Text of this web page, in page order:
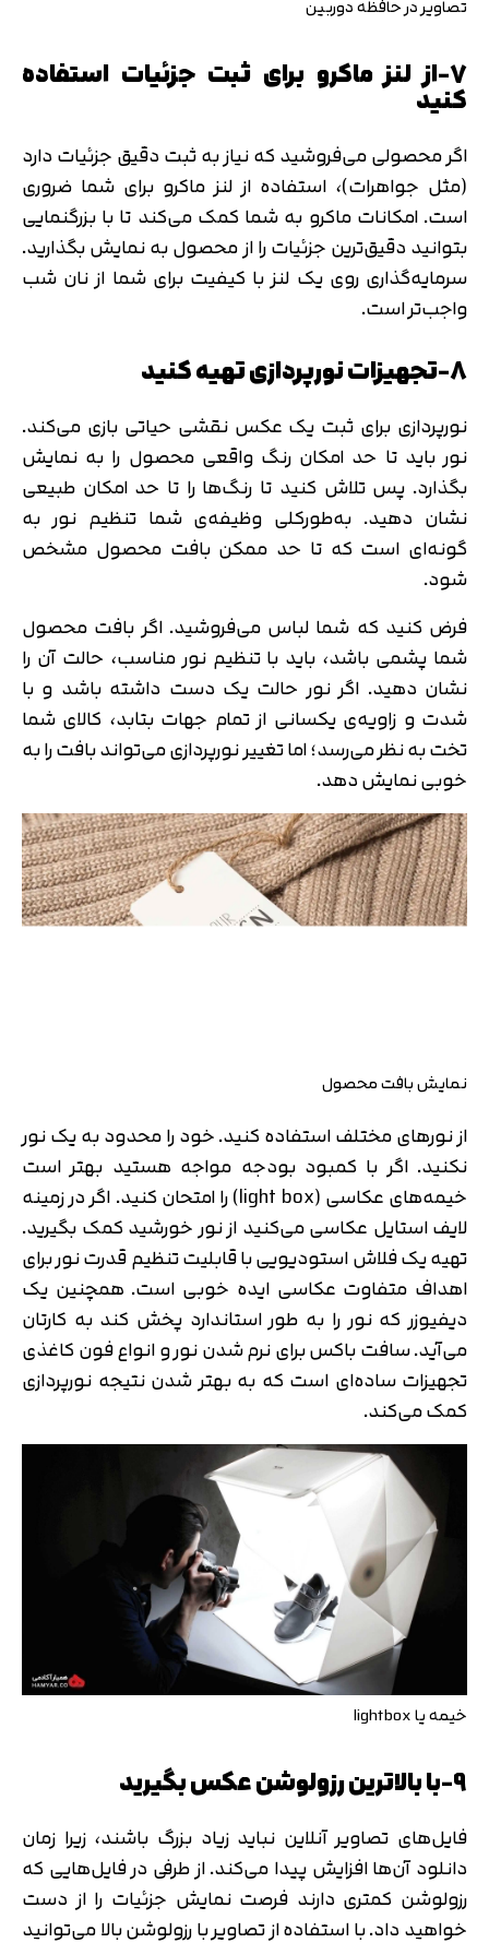
تصاویر در حافظه دوربین
7-از لنز ماکرو برای ثبت جزئیات استفاده
کنید
اگر محصولی می‌فروشید که نیاز به ثبت دقیق جزئیات دارد
(مثل جواهرات)، استفاده از لنز ماکرو برای شما ضروری
است. امکانات ماکرو به شما کمک می‌کند تا با بزرگنمایی
بتوانید دقیق‌ترین جزئیات را از محصول به نمایش بگذارید.
سرمایه‌گذاری روی یک لنز با کیفیت برای شما از نان شب
واجب‌تر است.
8-تجهیزات نورپردازی تهیه کنید
نورپردازی برای ثبت یک عکس نقشی حیاتی بازی می‌کند.
نور باید تا حد امکان رنگ واقعی محصول را به نمایش
بگذارد. پس تلاش کنید تا رنگ‌ها را تا حد امکان طبیعی
نشان دهید. به‌طورکلی وظیفه‌ی شما تنظیم نور به
گونه‌ای است که تا حد ممکن بافت محصول مشخص
شود.
فرض کنید که شما لباس می‌فروشید. اگر بافت محصول
شما پشمی باشد، باید با تنظیم نور مناسب، حالت آن را
نشان دهید. اگر نور حالت یک دست داشته باشد و با
شدت و زاویه‌ی یکسانی از تمام جهات بتابد، کالای شما
تخت به نظر می‌رسد؛ اما تغییر نورپردازی می‌تواند بافت را به
خوبی نمایش دهد.
نمایش بافت محصول
از نورهای مختلف استفاده کنید. خود را محدود به یک نور
نکنید. اگر با کمبود بودجه مواجه هستید بهتر است
خیمه‌های عکاسی (light box) را امتحان کنید. اگر در زمینه
لایف استایل عکاسی می‌کنید از نور خورشید کمک بگیرید.
تهیه یک فلاش استودیویی با قابلیت تنظیم قدرت نور برای
اهداف متفاوت عکاسی ایده خوبی است. همچنین یک
دیفیوزر که نور را به طور استاندارد پخش کند به کارتان
می‌آید. سافت باکس برای نرم شدن نور و انواع فون کاغذی
تجهیزات ساده‌ای است که به بهتر شدن نتیجه نورپردازی
کمک می‌کند.
خیمه یا lightbox
9-با بالاترین رزولوشن عکس بگیرید
فایل‌های تصاویر آنلاین نباید زیاد بزرگ باشند، زیرا زمان
دانلود آن‌ها افزایش پیدا می‌کند. از طرفی در فایل‌هایی که
رزولوشن کمتری دارند فرصت نمایش جزئیات را از دست
خواهید داد. با استفاده از تصاویر با رزولوشن بالا می‌توانید
کد ارسال شده را وارد کنید
اصلاح شماره
تایید کد
دریافت مجدد کد:00:59